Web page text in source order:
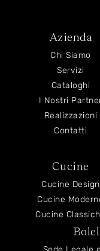
Azienda
Chi Siamo
Servizi
Cataloghi
I Nostri
Realizzazioni
Contatti
Cucine
Cucine Design
Cucine
Cucine